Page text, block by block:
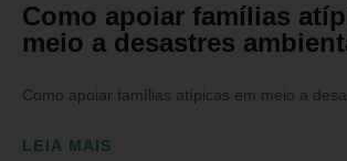
Como apoiar famílias
meio a desastres
Como apoiar famílias atípicas em meio a
LEIA MAIS